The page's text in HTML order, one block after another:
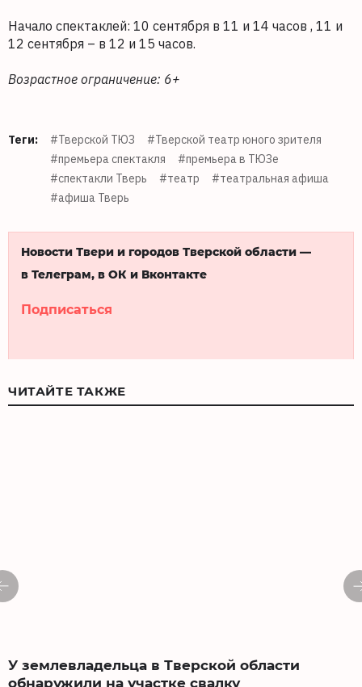
Начало спектаклей: 10 сентября в 11 и 14 часов , 11 и
12 сентября – в 12 и 15 часов.
Возрастное ограничение: 6+
Теги: #Тверской ТЮЗ
#Тверской театр юного зрителя
#премьера спектакля
#премьера в ТЮЗе
#спектакли Тверь
#театр
#театральная афиша
#афиша Тверь
Новости Твери и городов Тверской области —
в Телеграм, в ОК и Вконтакте
Подписаться
ЧИТАЙТЕ ТАКЖЕ
У землевладельца в Тверской области
обнаружили на участке свалку